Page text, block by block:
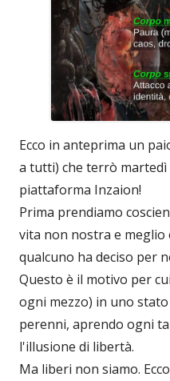
Ecco in anteprima un
a tutti) che terrò
piattaforma Inzaion!
Prima prendiamo
vita non nostra e meglio
qualcuno ha deciso per
Questo è il motivo per
ogni mezzo) in uno
perenni, aprendo ogni
l'illusione di libertà.
Ma liberi non siamo.